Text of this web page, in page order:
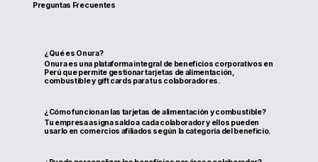
Preguntas Frecuentes
¿Qué es Onura?
Onura es una plataforma integral de beneficios corporativos en
Perú que permite gestionar tarjetas de alimentación,
combustible y gift cards para tus colaboradores.
¿Cómo funcionan las tarjetas de alimentación y combustible?
Tu empresa asigna saldo a cada colaborador y ellos pueden
usarlo en comercios afiliados según la categoría del beneficio.